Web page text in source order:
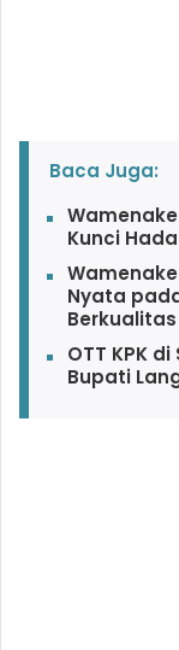
Baca Juga:
Kunci
Nyata
Berkualitas
OTT KPK
Bupati